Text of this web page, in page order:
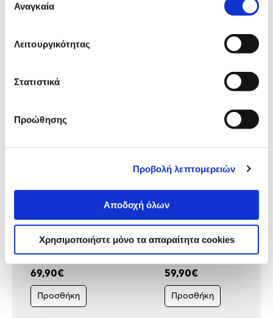
συγκατάθεσης
Αναγκαία
Λειτουργικότητας
Στατιστικά
Προώθησης
Προβολή λεπτομερειών
Αποδοχή όλων
Χρησιμοποιήστε μόνο τα απαραίτητα cookies
Αξιολογήσεις
Δες τι κλίκαραν όσοι είδαν το ίδιο
προϊόν με εσένα!
Gigabyte Motherboard
A520M DS3H V2
(A520/AM4/DDR4)
69,90€
Προσθήκη
MSI Motherboard A520M-
PRO
59,90€
Προσθήκη